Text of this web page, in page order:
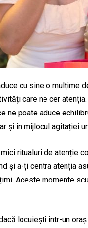
cu sine o mulțime
care ne cer
ne poate aduce
și în mijlocul agitației
ritualuri de atenție
și a-ți centra atenția
Aceste momente
locuiești într-un